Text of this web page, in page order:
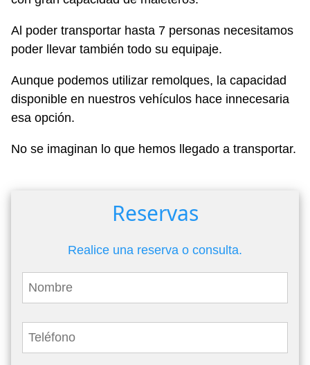
Al poder transportar hasta 7 personas necesitamos
poder llevar también todo su equipaje.
Aunque podemos utilizar remolques, la capacidad
disponible en nuestros vehículos hace innecesaria
esa opción.
No se imaginan lo que hemos llegado a transportar.
Reservas
Realice una reserva o consulta.